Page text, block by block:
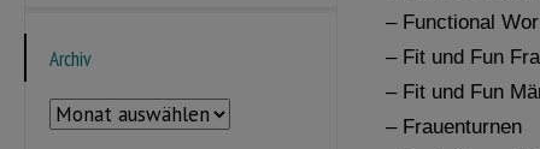
– Functional
– Fit und Fun
– Fit und Fun
– Frauenturnen
Archiv
Archiv